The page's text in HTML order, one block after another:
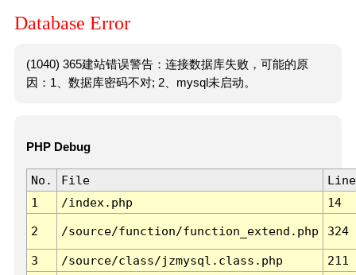
Database Error
(1040) 365建站错误警告：连接数据库失败，可能的原
因：1、数据库密码不对; 2、mysql未启动。
PHP Debug
No. File
Line
1
/index.php 14
2 /source/function/function_extend.php 324
3 /source/class/jzmysql.class.php
211